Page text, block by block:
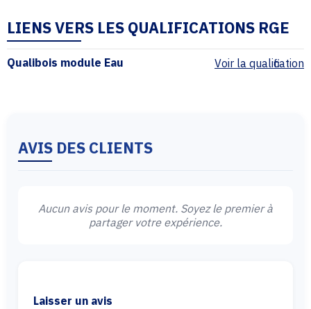
LIENS VERS LES QUALIFICATIONS RGE
Qualibois module Eau Voir la qualification
AVIS DES CLIENTS
Aucun avis pour le moment. Soyez le premier à
partager votre expérience.
Laisser un avis